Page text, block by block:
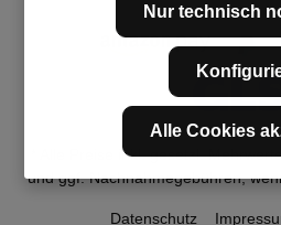
* Alle Preise inkl. gesetzl.
und ggf. Nachnahmegebühren,
Datenschutz
Nur technisch
Alle Cookies